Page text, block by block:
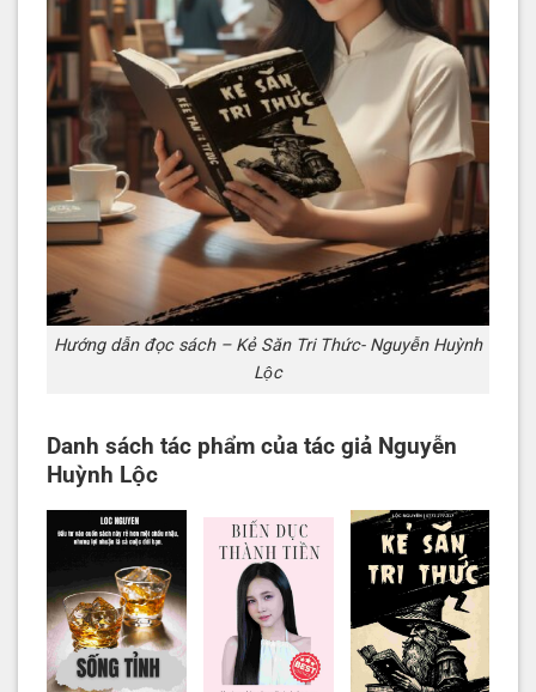
Hướng dẫn đọc sách – Kẻ Săn Tri Thức- Nguyễn Huỳnh
Lộc
Danh sách tác phẩm của tác giả Nguyễn
Huỳnh Lộc